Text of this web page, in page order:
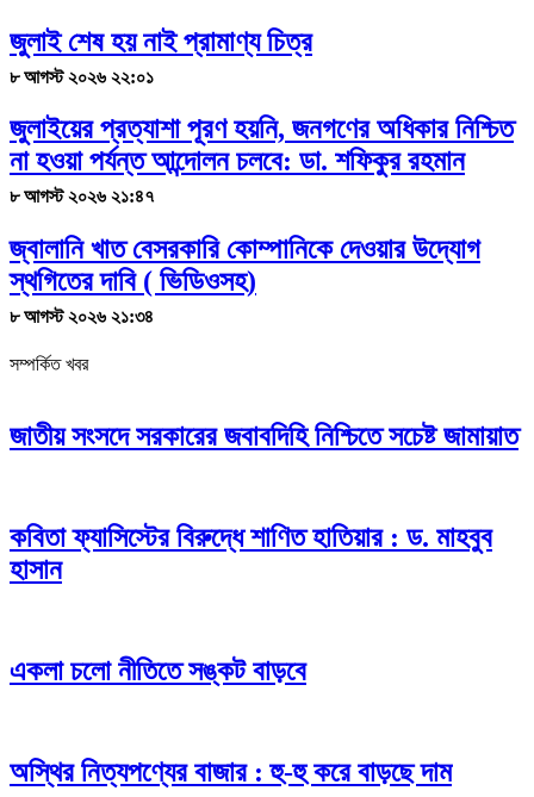
জুলাই শেষ হয় নাই প্রামাণ্য চিত্র
৮ আগস্ট ২০২৬ ২২:০১
জুলাইয়ের প্রত্যাশা পূরণ হয়নি, জনগণের অধিকার নিশ্চিত
না হওয়া পর্যন্ত আন্দোলন চলবে: ডা. শফিকুর রহমান
৮ আগস্ট ২০২৬ ২১:৪৭
জ্বালানি খাত বেসরকারি কোম্পানিকে দেওয়ার উদ্যোগ
স্থগিতের দাবি ( ভিডিওসহ)
৮ আগস্ট ২০২৬ ২১:৩৪
সম্পর্কিত খবর
জাতীয় সংসদে সরকারের জবাবদিহি নিশ্চিতে সচেষ্ট জামায়াত
কবিতা ফ্যাসিস্টের বিরুদ্ধে শাণিত হাতিয়ার : ড. মাহবুব
হাসান
একলা চলো নীতিতে সঙ্কট বাড়বে
অস্থির নিত্যপণ্যের বাজার : হু-হু করে বাড়ছে দাম